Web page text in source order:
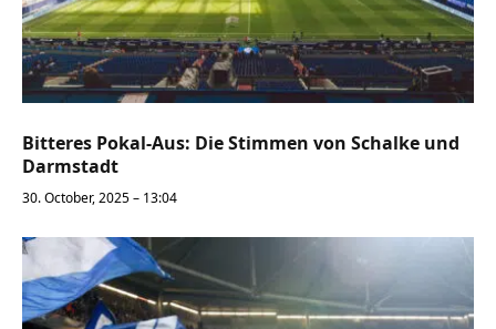
Bitteres Pokal-Aus: Die Stimmen von Schalke und
Darmstadt
30. October, 2025 – 13:04